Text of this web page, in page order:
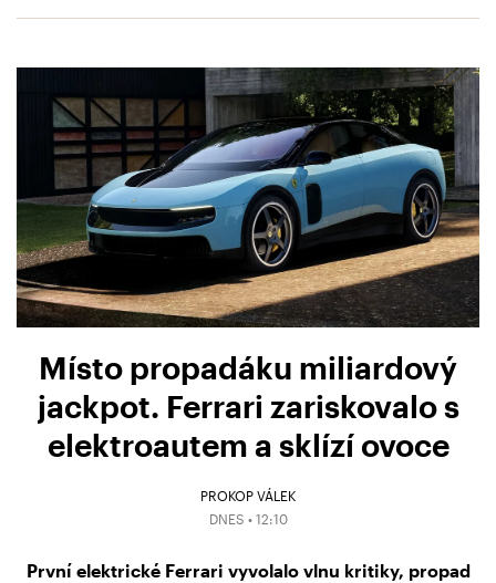
Místo propadáku miliardový
jackpot. Ferrari zariskovalo s
elektroautem a sklízí ovoce
PROKOP VÁLEK
DNES • 12:10
První elektrické Ferrari vyvolalo vlnu kritiky, propad